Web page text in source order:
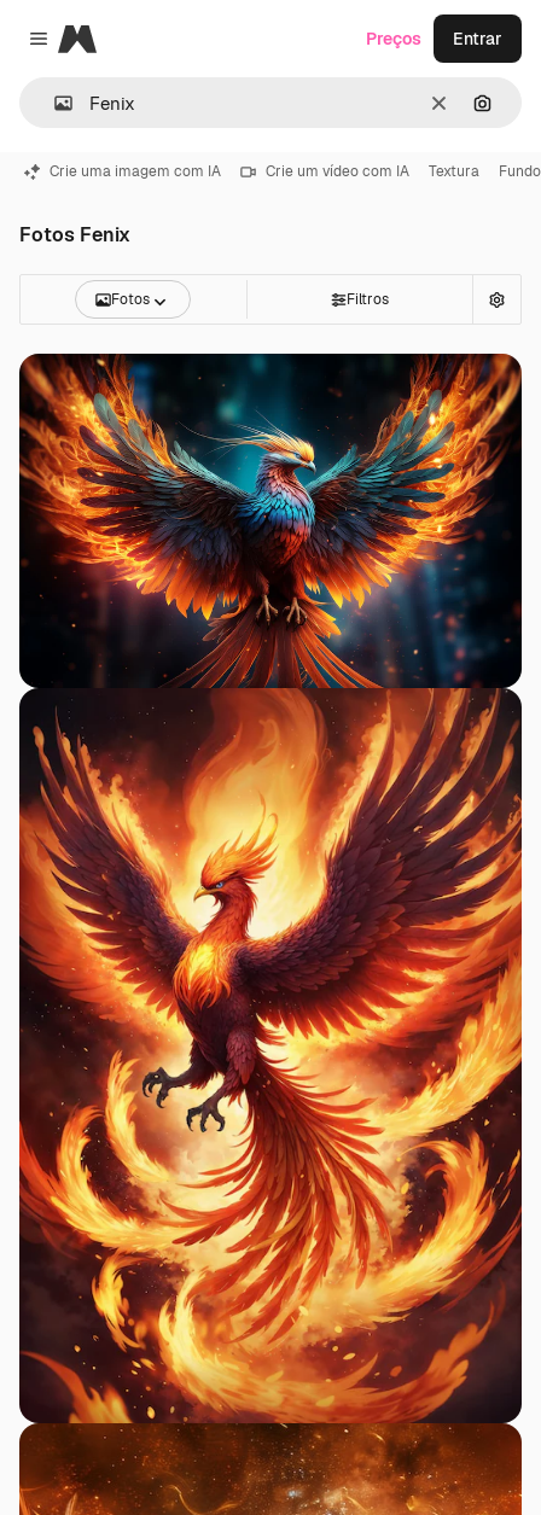
Close menu
Magnific
Limpar
Preços Entrar
Crie uma imagem com IA Crie um vídeo com IA Textura Fundo
Fotos Fenix
Fotos Filtros